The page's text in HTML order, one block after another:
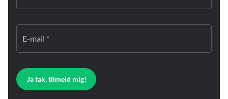
E-mail *
Ja tak, tilmeld mig!